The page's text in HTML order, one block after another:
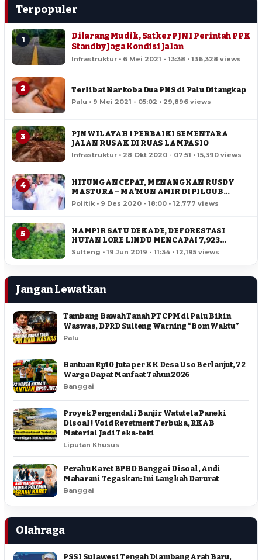
Terpopuler
1
Dilarang Mudik, Satker PJN I Perintah PPK
Standby Jaga Kondisi Jalan
Infrastruktur • 6 Mei 2021 - 13:38 • 136,328 views
2 Terlibat Narkoba Dua PNS di Palu Ditangkap
Palu • 9 Mei 2021 - 05:02 • 29,896 views
3
PJN WILAYAH I PERBAIKI SEMENTARA
JALAN RUSAK DI RUAS LAMPASIO
Infrastruktur • 28 Okt 2020 - 07:51 • 15,390 views
4
HITUNGAN CEPAT, MENANGKAN RUSDY
MASTURA – MA’MUN AMIR DI PILGUB
SULTENG
Politik • 9 Des 2020 - 18:00 • 12,777 views
5
HAMPIR SATU DEKADE, DEFORESTASI
HUTAN LORE LINDU MENCAPAI 7,923
HEKTAR
Sulteng • 19 Jun 2019 - 11:34 • 12,195 views
Jangan Lewatkan
Tambang Bawah Tanah PT CPM di Palu Bikin
Waswas, DPRD Sulteng Warning “Bom Waktu”
Palu
Bantuan Rp10 Juta per KK Desa Uso Berlanjut, 72
Warga Dapat Manfaat Tahun 2026
Banggai
Proyek Pengendali Banjir Watutela Paneki
Disoal ! Void Revetment Terbuka, RKAB
Material Jadi Teka-teki
Liputan Khusus
Perahu Karet BPBD Banggai Disoal, Andi
Maharani Tegaskan: Ini Langkah Darurat
Banggai
Olahraga
PSSI Sulawesi Tengah Diambang Arah Baru,